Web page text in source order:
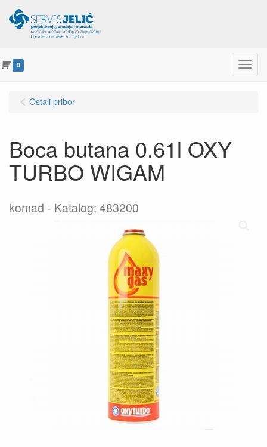
0 Menu
Ostali pribor
Boca butana 0.61l OXY
TURBO WIGAM
komad Katalog: 483200